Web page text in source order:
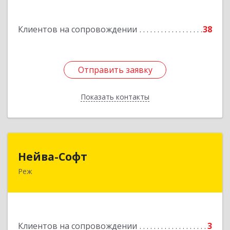
Клиентов на сопровождении 38
Отправить заявку
Показать контакты
Отправить заявку
Назад
Нейва-Софт
Реж
Клиентов на сопровождении
3
623750, Свердловская обл, Режевской р-н, Реж